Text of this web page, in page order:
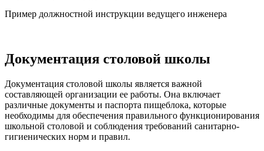
Пример должностной инструкции ведущего инженера
Документация столовой школы
Документация столовой школы является важной
составляющей организации ее работы. Она включает
различные документы и паспорта пищеблока, которые
необходимы для обеспечения правильного функционирования
школьной столовой и соблюдения требований санитарно-
гигиенических норм и правил.